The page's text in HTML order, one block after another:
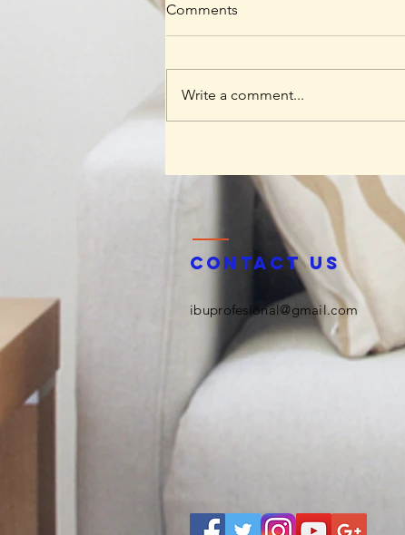
Pengasuhan dan Kesehatan
Comments
Write a comment...
Contact us
ibuprofesional@gmail.com